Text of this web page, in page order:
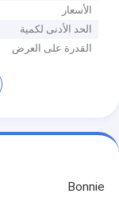
الأسعار
الحد الأدنى لكمية
القدرة على العرض
Bonnie